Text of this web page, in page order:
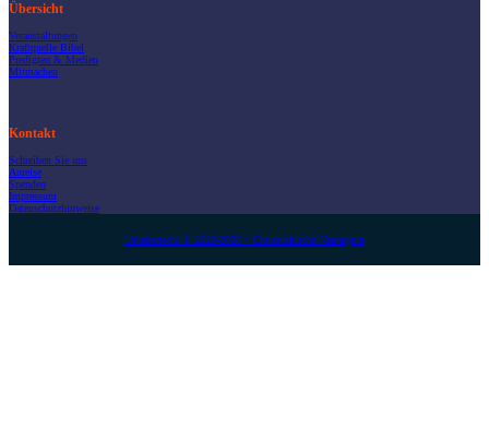
Übersicht
Veranstaltungen
Kraftquelle Bibel
Predigten & Medien
Mitmachen
Kontakt
Schreiben Sie uns
Anreise
Spenden
Impressum
Datenschutzhinweise
Urheberrecht © 2020-2026 • Christuskirche Neuruppin